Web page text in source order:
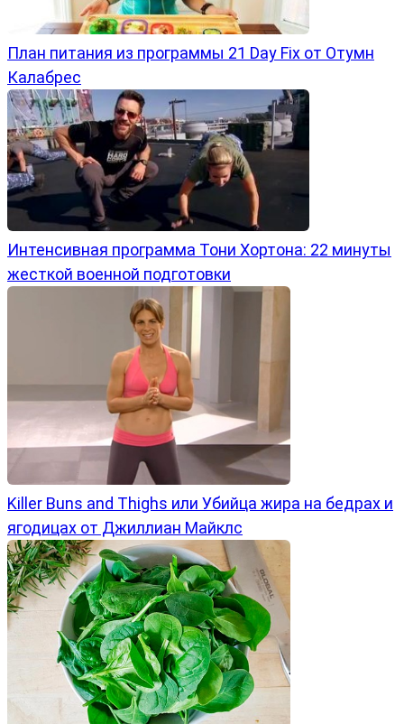
План питания из программы 21 Day Fix от Отумн
Калабрес
Интенсивная программа Тони Хортона: 22 минуты
жесткой военной подготовки
Killer Buns and Thighs или Убийца жира на бедрах и
ягодицах от Джиллиан Майклс